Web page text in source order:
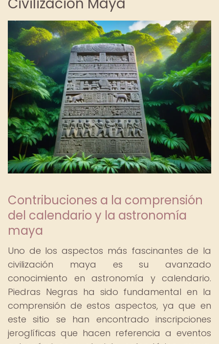
Contribuciones a la comprensión
del calendario y la astronomía
maya
Uno de los aspectos más fascinantes de la
civilización maya es su avanzado
conocimiento en astronomía y calendario.
Piedras Negras ha sido fundamental en la
comprensión de estos aspectos, ya que en
este sitio se han encontrado inscripciones
jeroglíficas que hacen referencia a eventos